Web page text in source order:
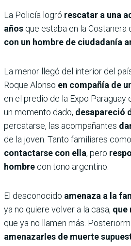
La Policía logró rescatar a una
años que estaba en la Costanera
con un hombre de ciudadanía
La menor llegó del interior del
Roque Alonso en compañía de
en el predio de la Expo Paraguay
un momento dado, desapareció
percatarse, las acompañantes
de la joven. Tanto familiares
contactarse con ella, pero
hombre con tono argentino.
El desconocido amenaza a la
ya no quiere volver a la casa, que
que ya no llamen más.
amenazarles de muerte